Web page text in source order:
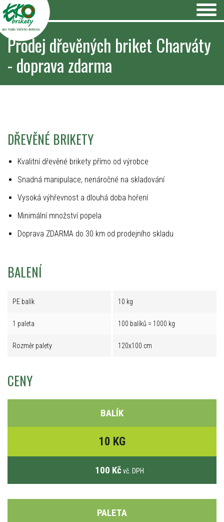
pro teplo Vašeho domova
Prodej dřevěných briket Charváty
- doprava zdarma
DŘEVĚNÉ BRIKETY
Kvalitní dřevěné brikety přímo od výrobce
Snadná manipulace, nenáročné na skladování
Vysoká výhřevnost a dlouhá doba hoření
Minimální množství popela
Doprava ZDARMA do 30 km od prodejního skladu
BALENÍ
PE balík 10 kg
1 paleta 100 balíků = 1000 kg
Rozměr palety 120x100 cm
CENY
BALÍK
10 KG
100 Kč vč. DPH
PALETA